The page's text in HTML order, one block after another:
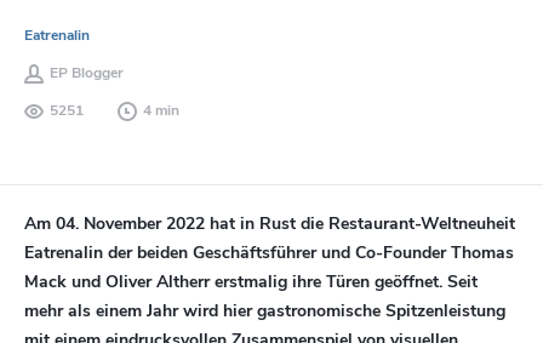
Eatrenalin
EP Blogger
5251
4 min
Am 04. November 2022 hat in Rust die Restaurant-Weltneuheit
Eatrenalin der beiden Geschäftsführer und Co-Founder Thomas
Mack und Oliver Altherr erstmalig ihre Türen geöffnet. Seit
mehr als einem Jahr wird hier gastronomische Spitzenleistung